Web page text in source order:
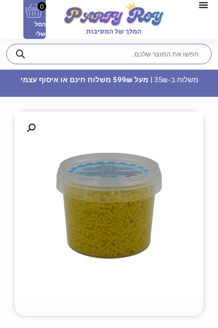
כוס יין זכוכית - לבן
17₪
0
הסל
שלי
משלוח ב-35₪ | מעל 599₪ משלוח חינם או איסוף עצמי